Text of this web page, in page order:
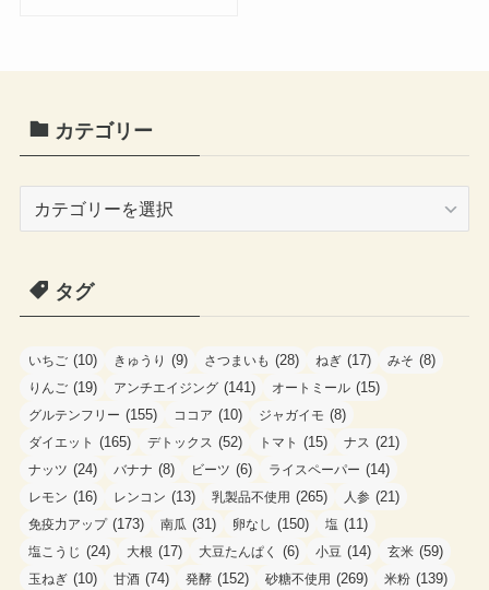
カテゴリー
ゴ
タグ
いちご (10) きゅうり (9) さつまいも (28) ねぎ (17) みそ (8)
りんご (19) アンチエイジング (141) オートミール (15)
グルテンフリー (155) ココア (10) ジャガイモ (8)
ダイエット (165) デトックス (52) トマト (15) ナス (21)
ナッツ (24) バナナ (8) ビーツ (6) ライスペーパー (14)
レモン (16) レンコン (13) 乳製品不使用 (265) 人参 (21)
免疫力アップ(173) 南瓜 (31) 卵なし (150) 塩 (11)
塩こうじ (24) 大根 (17) 大豆たんぱく (6) 小豆 (14) 玄米 (59)
玉ねぎ (10) 甘酒 (74) 発酵 (152) 砂糖不使用 (269) 米粉 (139)